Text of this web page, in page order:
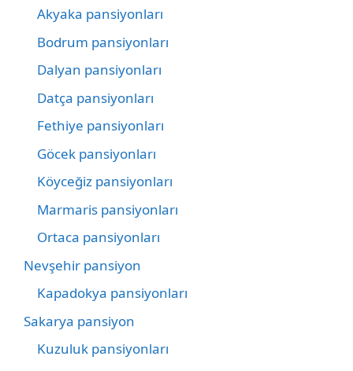
Akyaka pansiyonları
Bodrum pansiyonları
Dalyan pansiyonları
Datça pansiyonları
Fethiye pansiyonları
Göcek pansiyonları
Köyceğiz pansiyonları
Marmaris pansiyonları
Ortaca pansiyonları
Nevşehir pansiyon
Kapadokya pansiyonları
Sakarya pansiyon
Kuzuluk pansiyonları